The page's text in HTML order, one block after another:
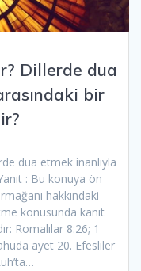
Dillerde dua
bir
dua etmek inanlıyla
: Bu konuya ön
hakkındaki
konusunda kanıt
Romalılar 8:26; 1
ayet 20. Efesliler